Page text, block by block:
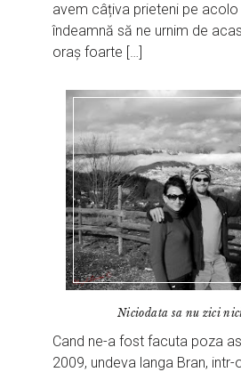
avem câțiva prieteni pe acolo
îndeamnă să ne urnim de
oraș foarte […]
Niciodata sa nu zici
Cand ne-a fost facuta poza
2009, undeva langa Bran,